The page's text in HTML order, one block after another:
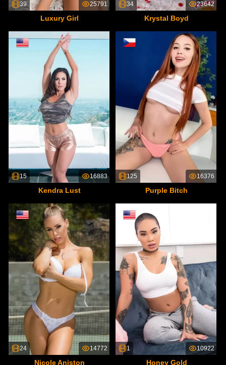
39 25791
Luxury Girl
34 23642
Krystal Boyd
15 16883
Kendra Lust
125 16376
Purple Bitch
24 14772
Nicole Aniston
1 10922
Honey Gold